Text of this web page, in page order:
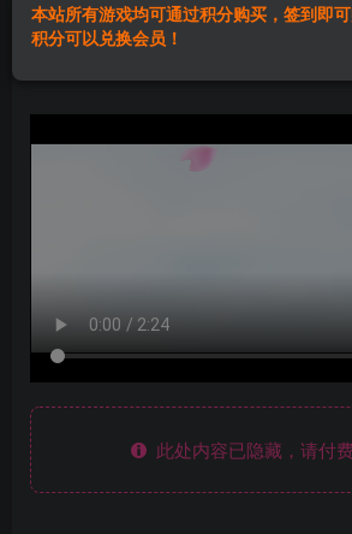
群主1号
此处内容已隐藏，请付
本站所有游戏均可通过积分购买，签到即
积分可以兑换会员！